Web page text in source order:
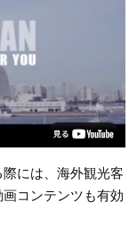
には、海外観光客
コンテンツも有効